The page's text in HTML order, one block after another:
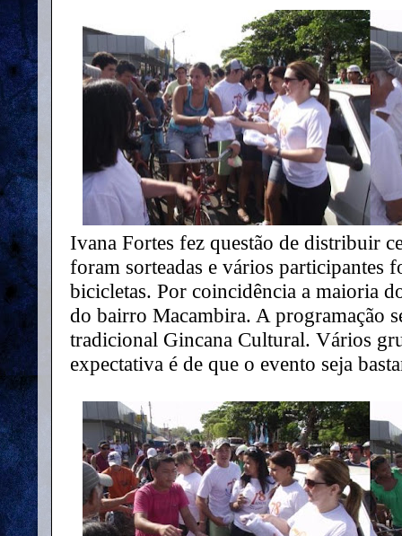
Ivana Fortes fez questão de distribuir
foram sorteadas e vários participantes
bicicletas. Por coincidência a maioria
do bairro Macambira. A programação
tradicional Gincana Cultural. Vários
expectativa é de que o evento seja